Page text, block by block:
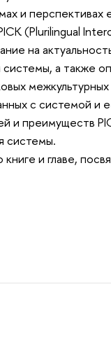
и перспективах
(Plurilingual
на
а также
с системой и
и преимуществ
системы.
и главе,